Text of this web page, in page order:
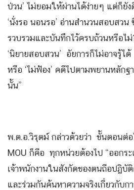
ป่วน’ ไม่ยอมให้ผ่านได้ง่ายๆ แต่ก็ยั
‘นั่งรอ นอนรอ’ อ่านสำนวนสอบสวน
รวบรวมและบันทึกไว้ครบถ้วนหรือไ
‘นิยายสอบสวน’ อัยการก็ไม่อาจรู้ไ
หรือ ‘ไม่ฟ้อง’ คดีไปตามพยานหลัก
นั้น”
พ.ต.อ.วิรุตม์ กล่าวด้วยว่า ขั้นตอนต่อ
MOU ก็คือ ทุกหน่วยต้องไป “ออกระ
เจ้าพนักงานในสังกัดของตนถือปฏิบั
และร่วมกันค้นหาความจริงเกี่ยวกับก